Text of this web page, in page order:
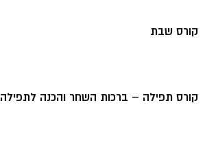
קורס שבת
קורס תפילה – ברכות השחר והכנה לתפילה